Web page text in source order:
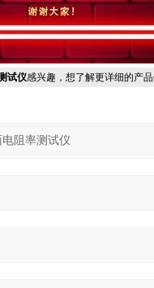
试仪感兴趣，想了解更详细的产